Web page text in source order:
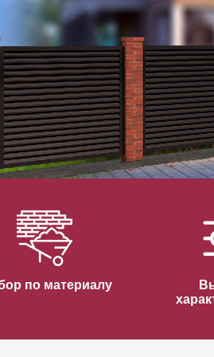
заборы
дизайнерские заборы
СПОСОБУ МОНТАЖА
ключ
заборы
по материалу